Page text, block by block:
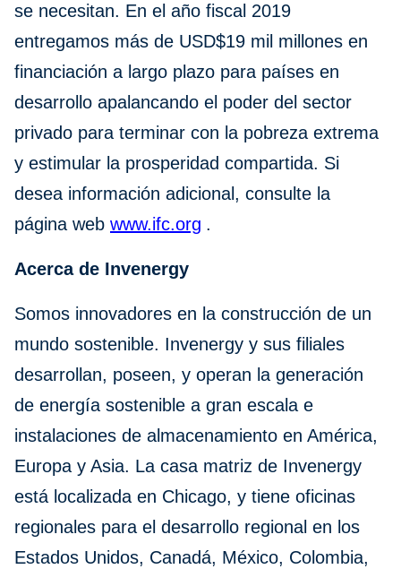
se necesitan. En el año fiscal 2019
entregamos más de USD$19 mil millones en
financiación a largo plazo para países en
desarrollo apalancando el poder del sector
privado para terminar con la pobreza extrema
y estimular la prosperidad compartida. Si
desea información adicional, consulte la
página web www.ifc.org .
Acerca de Invenergy
Somos innovadores en la construcción de un
mundo sostenible. Invenergy y sus filiales
desarrollan, poseen, y operan la generación
de energía sostenible a gran escala e
instalaciones de almacenamiento en América,
Europa y Asia. La casa matriz de Invenergy
está localizada en Chicago, y tiene oficinas
regionales para el desarrollo regional en los
Estados Unidos, Canadá, México, Colombia,